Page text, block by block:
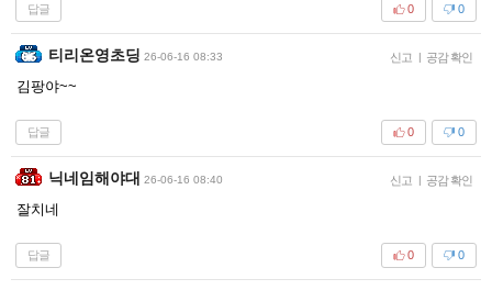
답글 0
0
티리온영초딩 26-06-16 08:33 신고 | 공감 확인
김팡야~~
답글 0
0
닉네임해야대 26-06-16 08:40 신고 | 공감 확인
잘치네
답글 0
0